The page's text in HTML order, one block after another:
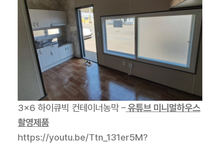
3×6 하이큐빅 컨테이너농막 –유튜브 미니멀하우스
촬영제품
https://youtu.be/Ttn_131er5M?